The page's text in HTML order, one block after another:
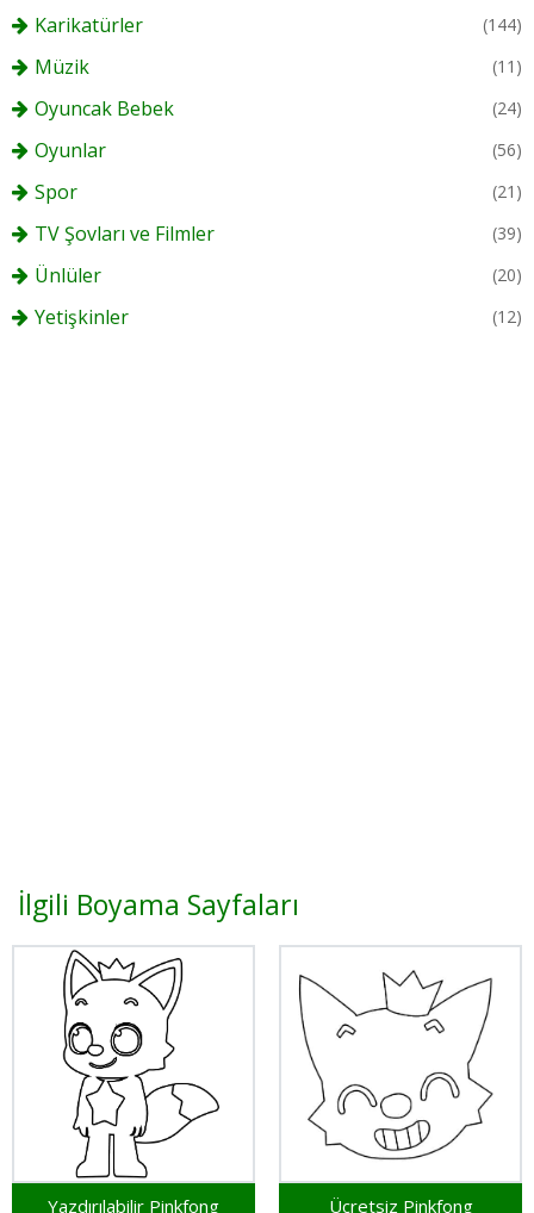
Karikatürler (144)
Müzik (11)
Oyuncak Bebek (24)
Oyunlar (56)
Spor (21)
TV Şovları ve Filmler (39)
Ünlüler (20)
Yetişkinler (12)
İlgili Boyama Sayfaları
Yazdırılabilir Pinkfong Ücretsiz Pinkfong